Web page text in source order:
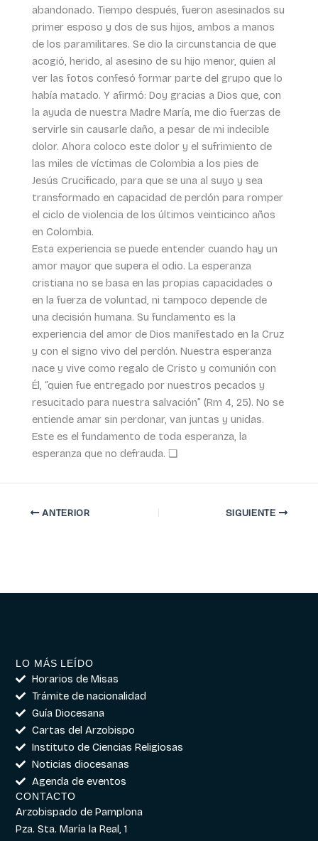
abandonado. Tiempo después, fueron asesinados su
primer esposo y dos de sus hijos, ambos a manos
de los paramilitares. Se dio la circunstancia de que
acogió, herido, al asesino de su hijo menor, quien al
ver las fotos confesó formar parte del grupo que lo
había matado. Y afirmó: Doy gracias a Dios que, con
la ayuda de nuestra Madre María, me dio fuerzas de
servirle sin causarle daño, a pesar de mi indecible
dolor. Ahora coloco este dolor y el sufrimiento de
las miles de víctimas de Colombia a los pies de
Jesús Crucificado, para que se una al suyo y sea
transformado en capacidad de perdón para romper
el ciclo de violencia de los últimos veinticinco años
en Colombia.
Esta experiencia se puede entender cuando hay un
amor mayor que supera el odio. La esperanza
cristiana no se basa en las propias capacidades o
en la fuerza de voluntad, ni tampoco depende de
una decisión humana. Su fundamento es la
experiencia del amor de Dios manifestado en la Cruz
y con el signo vivo del perdón. Nuestra esperanza
nace y vive como regalo de Cristo y comunión con
Él, “quien fue entregado por nuestros pecados y
resucitado para nuestra salvación” (Rm 4, 25). No se
entiende amar sin perdonar, van juntas y unidas.
Este es el fundamento de toda esperanza, la
esperanza que no defrauda. ❏
ANTERIOR SIGUIENTE
LO MÁS LEÍDO
Horarios de Misas
Trámite de nacionalidad
Guía Diocesana
Cartas del Arzobispo
Instituto de Ciencias Religiosas
Noticias diocesanas
Agenda de eventos
CONTACTO
Arzobispado de Pamplona
Pza. Sta. María la Real, 1